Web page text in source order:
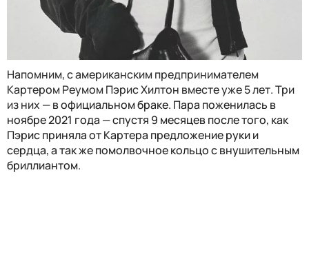
Напомним,с американским предпринимателем
Картером Реумом Пэрис Хилтон вместе уже 5 лет. Три
из них— в официальном браке. Пара поженилась в
ноябре 2021 года — спустя 9 месяцев после того, как
Пэрис приняла от Картера предложение руки и
сердца, а так же помолвочное кольцо с внушительным
бриллиантом.